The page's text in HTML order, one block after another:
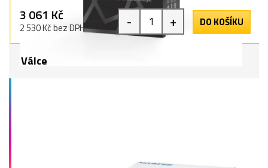
3 061 Kč
2 530 Kč bez DPH - + DO KOŠÍKU
Válce